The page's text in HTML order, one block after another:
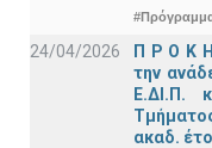
24/04/2026
Π Ρ Ο Κ
την
Ε.ΔΙ.Π.
ακαδ.